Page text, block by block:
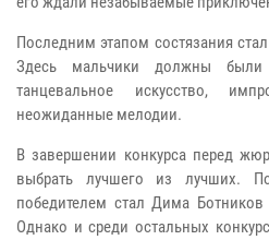
Последним этапом состязания
Здесь мальчики должны были
танцевальное искусство,
неожиданные мелодии.
В завершении конкурса перед
выбрать лучшего из лучших. По
победителем стал Дима
Однако и среди остальных